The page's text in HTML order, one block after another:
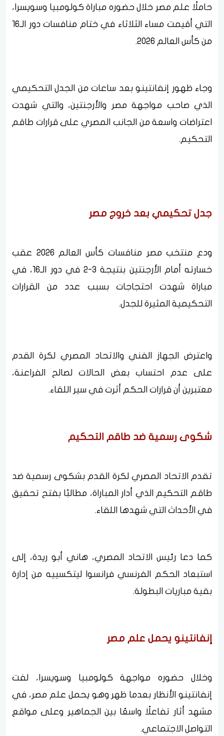
حاملًا علم مصر خلال حضوره مباراة كولومبيا وسويسرا،
التي أقيمت مساء الثلاثاء في ختام منافسات دور الـ16
من كأس العالم 2026.
وجاء ظهور إنفانتينو بعد ساعات من الجدل التحكيمي
الذي صاحب مواجهة مصر والأرجنتين، والتي شهدت
اعتراضات واسعة من الجانب المصري على قرارات طاقم
التحكيم.
جدل تحكيمي بعد خروج مصر
ودع منتخب مصر منافسات كأس العالم 2026 عقب
خسارته أمام الأرجنتين بنتيجة 3-2 في دور الـ16، في
مباراة شهدت احتجاجات بسبب عدد من القرارات
التحكيمية المثيرة للجدل.
واعترض الجهاز الفني والاتحاد المصري لكرة القدم
على عدم احتساب بعض الحالات لصالح الفراعنة،
معتبرين أن قرارات الحكم أثرت في سير اللقاء.
شكوى رسمية ضد طاقم التحكيم
تقدم الاتحاد المصري لكرة القدم بشكوى رسمية ضد
طاقم التحكيم الذي أدار المباراة، مطالبًا بفتح تحقيق
في الأحداث التي شهدها اللقاء.
كما دعا رئيس الاتحاد المصري، هاني أبو ريدة، إلى
استبعاد الحكم الفرنسي فرانسوا ليتكسييه من إدارة
بقية مباريات البطولة.
إنفانتينو يحمل علم مصر
وخلال حضوره مواجهة كولومبيا وسويسرا، لفت
إنفانتينو الأنظار بعدما ظهر وهو يحمل علم مصر، في
مشهد أثار تفاعلًا واسعًا بين الجماهير وعلى مواقع
التواصل الاجتماعي.